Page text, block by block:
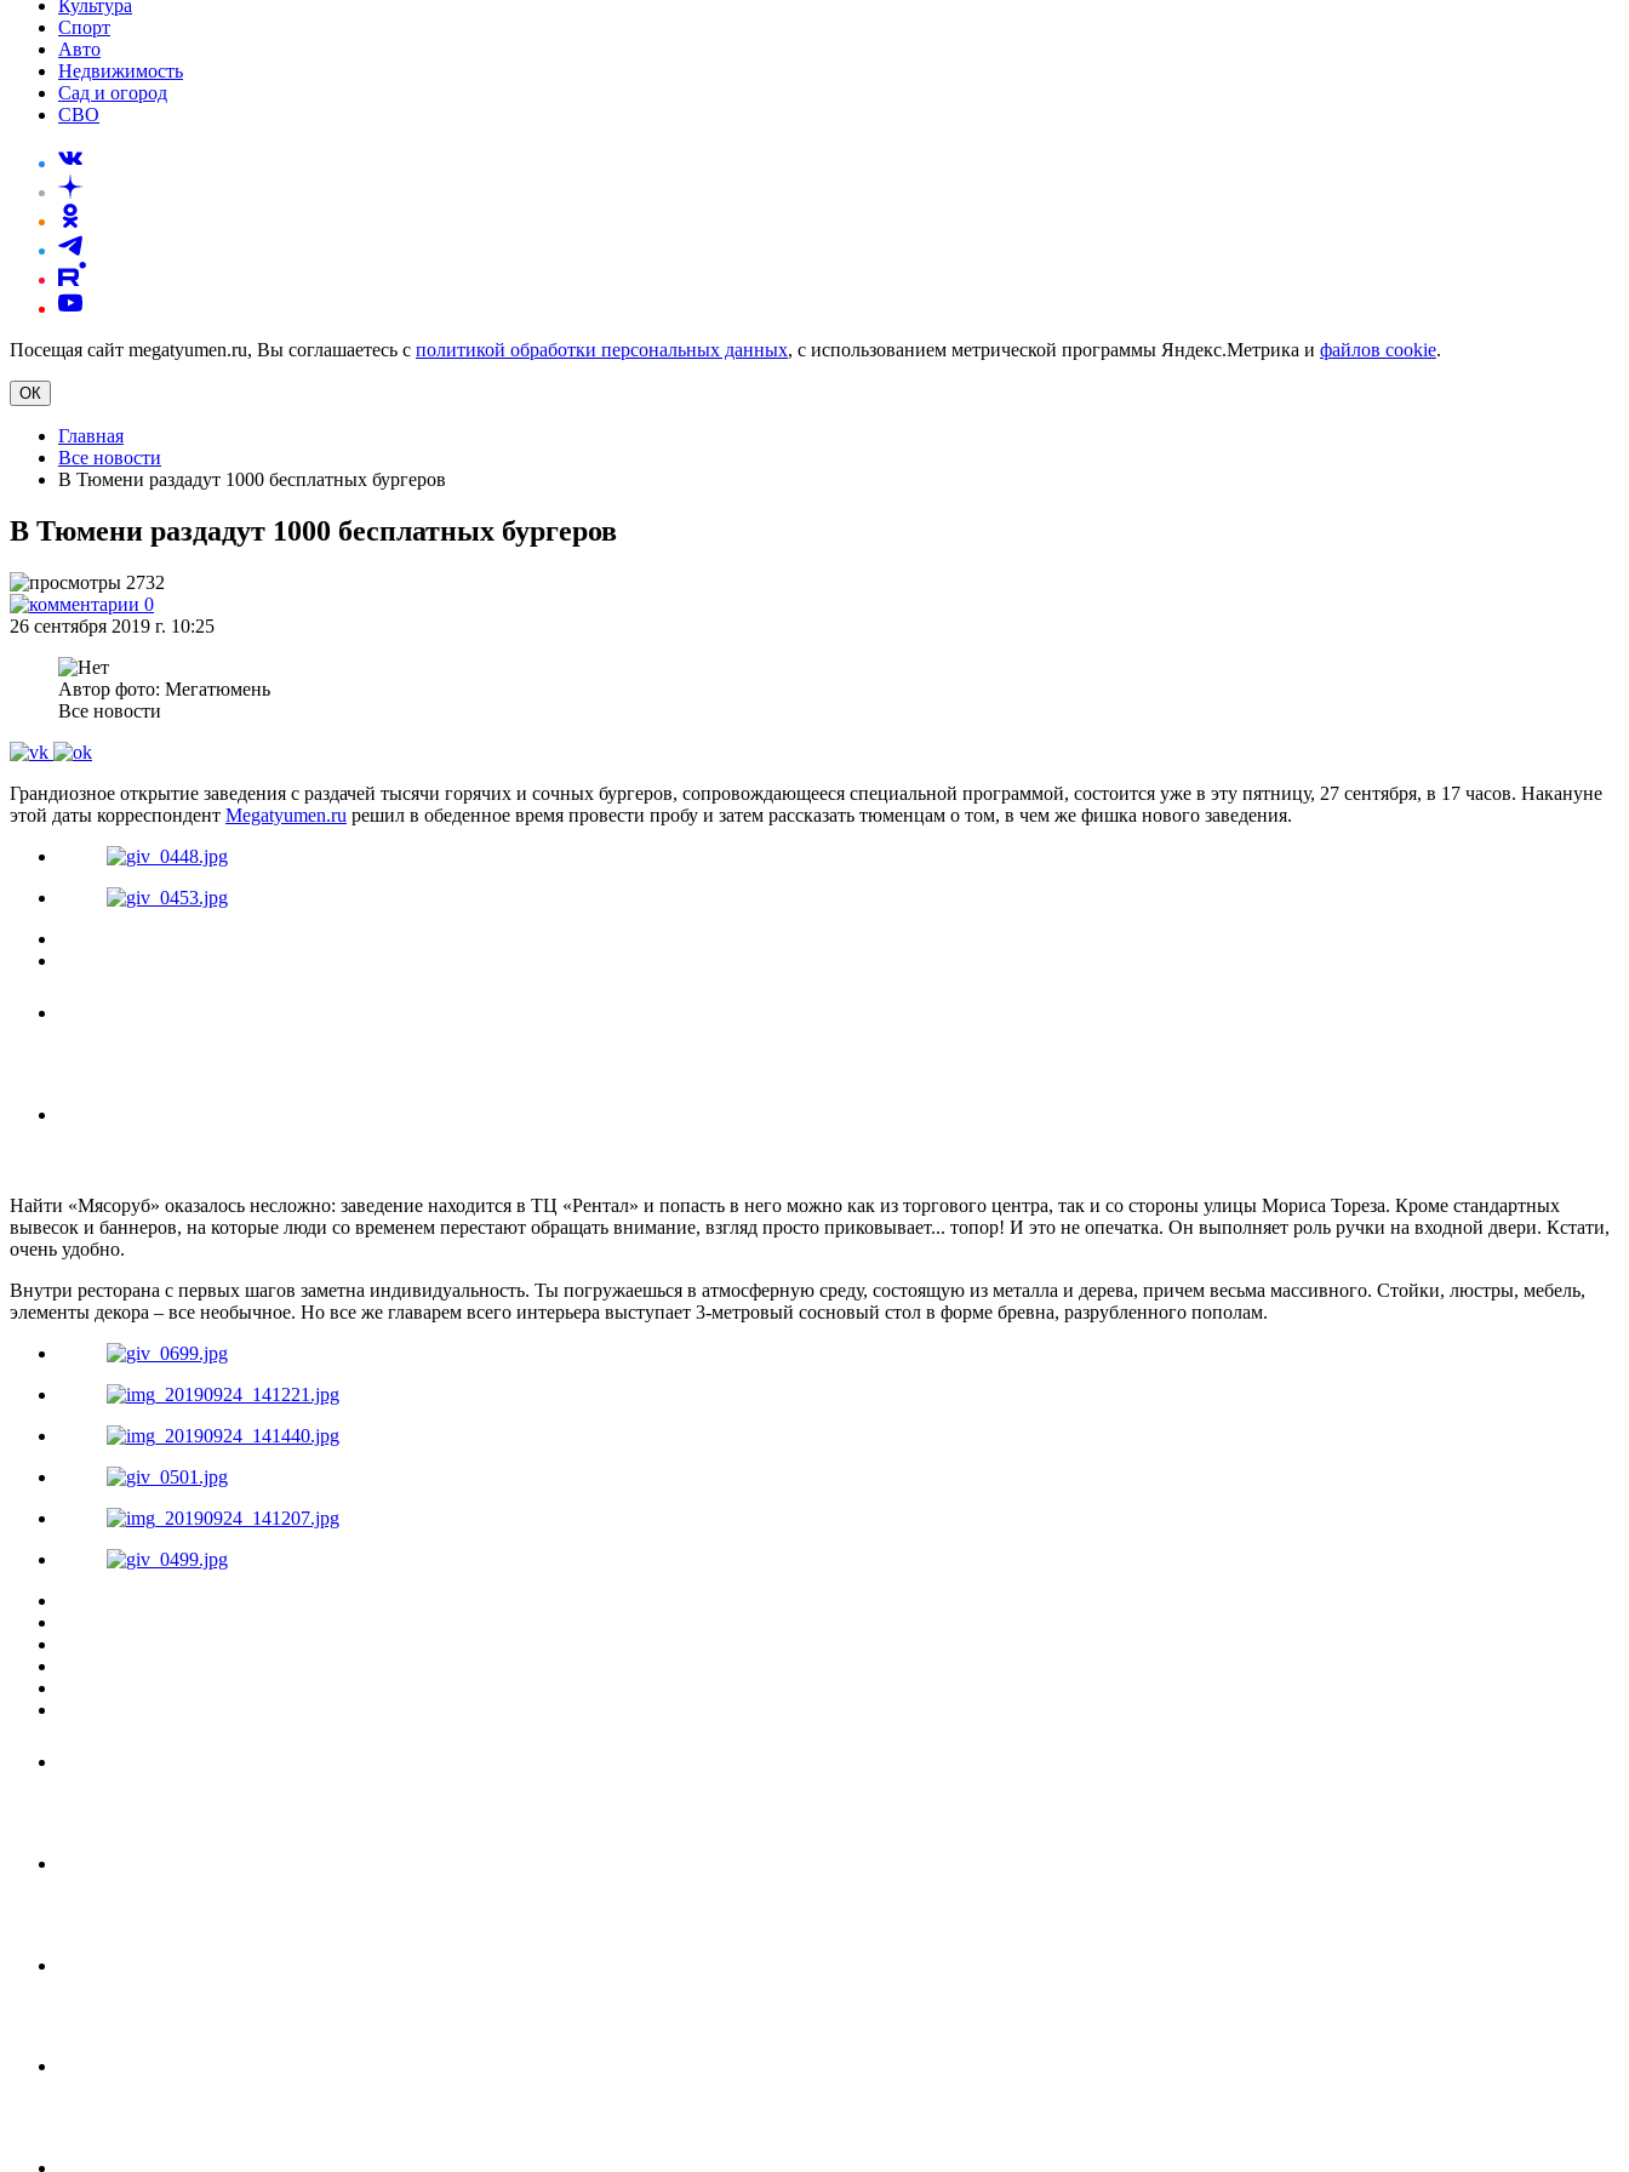
Культура
Спорт
Авто
Недвижимость
Сад и огород
СВО
Посещая сайт megatyumen.ru, Вы соглашаетесь с политикой обработки персональных данных, с использованием метрической программы Яндекс.Метрика и файлов cookie.
ОК
Главная
Все новости
В Тюмени раздадут 1000 бесплатных бургеров
В Тюмени раздадут 1000 бесплатных бургеров
2732
0
26 сентября 2019 г. 10:25
Автор фото: Мегатюмень
Все новости
Грандиозное открытие заведения с раздачей тысячи горячих и сочных бургеров, сопровождающееся специальной программой, состоится уже в эту пятницу, 27 сентября, в 17 часов. Накануне
этой даты корреспондент Megatyumen.ru решил в обеденное время провести пробу и затем рассказать тюменцам о том, в чем же фишка нового заведения.
Найти «Мясоруб» оказалось несложно: заведение находится в ТЦ «Рентал» и попасть в него можно как из торгового центра, так и со стороны улицы Мориса Тореза. Кроме стандартных
вывесок и баннеров, на которые люди со временем перестают обращать внимание, взгляд просто приковывает... топор! И это не опечатка. Он выполняет роль ручки на входной двери. Кстати,
очень удобно.
Внутри ресторана с первых шагов заметна индивидуальность. Ты погружаешься в атмосферную среду, состоящую из металла и дерева, причем весьма массивного. Стойки, люстры, мебель,
элементы декора – все необычное. Но все же главарем всего интерьера выступает 3-метровый сосновый стол в форме бревна, разрубленного пополам.